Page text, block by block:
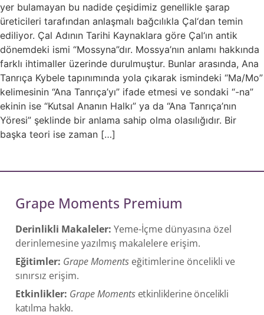
yer bulamayan bu nadide çeşidimiz genellikle şarap
üreticileri tarafından anlaşmalı bağcılıkla Çal‘dan temin
ediliyor. Çal Adının Tarihi Kaynaklara göre Çal‘ın antik
dönemdeki ismi “Mossyna”dır. Mossya’nın anlamı hakkında
farklı ihtimaller üzerinde durulmuştur. Bunlar arasında, Ana
Tanrıça Kybele tapınımında yola çıkarak ismindeki “Ma/Mo”
kelimesinin “Ana Tanrıça’yı” ifade etmesi ve sondaki “-na”
ekinin ise “Kutsal Ananın Halkı” ya da “Ana Tanrıça’nın
Yöresi” şeklinde bir anlama sahip olma olasılığıdır. Bir
başka teori ise zaman […]
Grape Moments Premium
Derinlikli Makaleler: Yeme-İçme dünyasına özel
derinlemesine yazılmış makalelere erişim.
Eğitimler: Grape Moments eğitimlerine öncelikli ve
sınırsız erişim.
Etkinlikler: Grape Moments etkinliklerine öncelikli
katılma hakkı.